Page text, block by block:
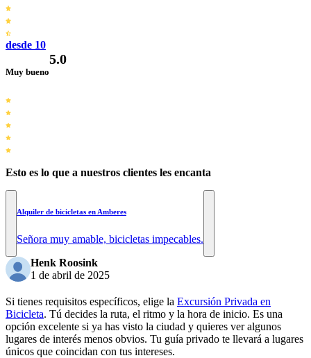
desde 10
Muy bueno
5.0
Esto es lo que a nuestros clientes les encanta
Alquiler de bicicletas en Amberes
Señora muy amable, bicicletas impecables.
Henk Roosink
1 de abril de 2025
Si tienes requisitos específicos, elige la Excursión Privada en
Bicicleta. Tú decides la ruta, el ritmo y la hora de inicio. Es una
opción excelente si ya has visto la ciudad y quieres ver algunos
lugares de interés menos obvios. Tu guía privado te llevará a lugares
únicos que coincidan con tus intereses.